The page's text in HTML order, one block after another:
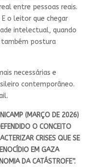
entre pessoas reais.
o leitor que chegar
intelectual, quando
também postura
necessárias e
contemporâneo.
(MARÇO DE 2026)
O CONCEITO
CRISES QUE SE
EM GAZA
DA CATÁSTROFE”.